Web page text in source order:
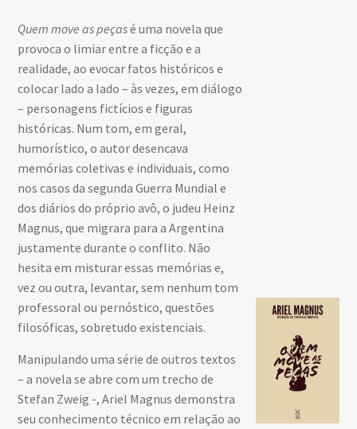
Quem move as peçasé uma novela que
provoca o limiar entre a ficção e a
realidade, ao evocar fatos históricos e
colocar lado a lado – às vezes, em diálogo
– personagens fictícios e figuras
históricas. Num tom, em geral,
humorístico, o autor desencava
memórias coletivas e individuais, como
nos casos da segunda Guerra Mundial e
dos diários do próprio avô, o judeu Heinz
Magnus, que migrara para a Argentina
justamente durante o conflito. Não
hesita em misturar essas memórias e,
vez ou outra, levantar, sem nenhum tom
professoral ou pernóstico, questões
filosóficas, sobretudo existenciais.
Manipulando uma série de outros textos
– a novela se abre com um trecho de
Stefan Zweig -, Ariel Magnus demonstra
seu conhecimento técnico em relação ao